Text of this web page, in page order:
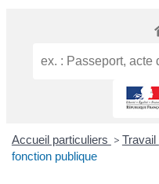
Accueil particuliers > Travail
fonction publique